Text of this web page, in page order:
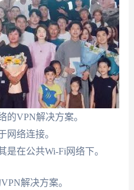
的VPN解决方案。
网络连接。
是在公共Wi-Fi网络下。
解决方案。